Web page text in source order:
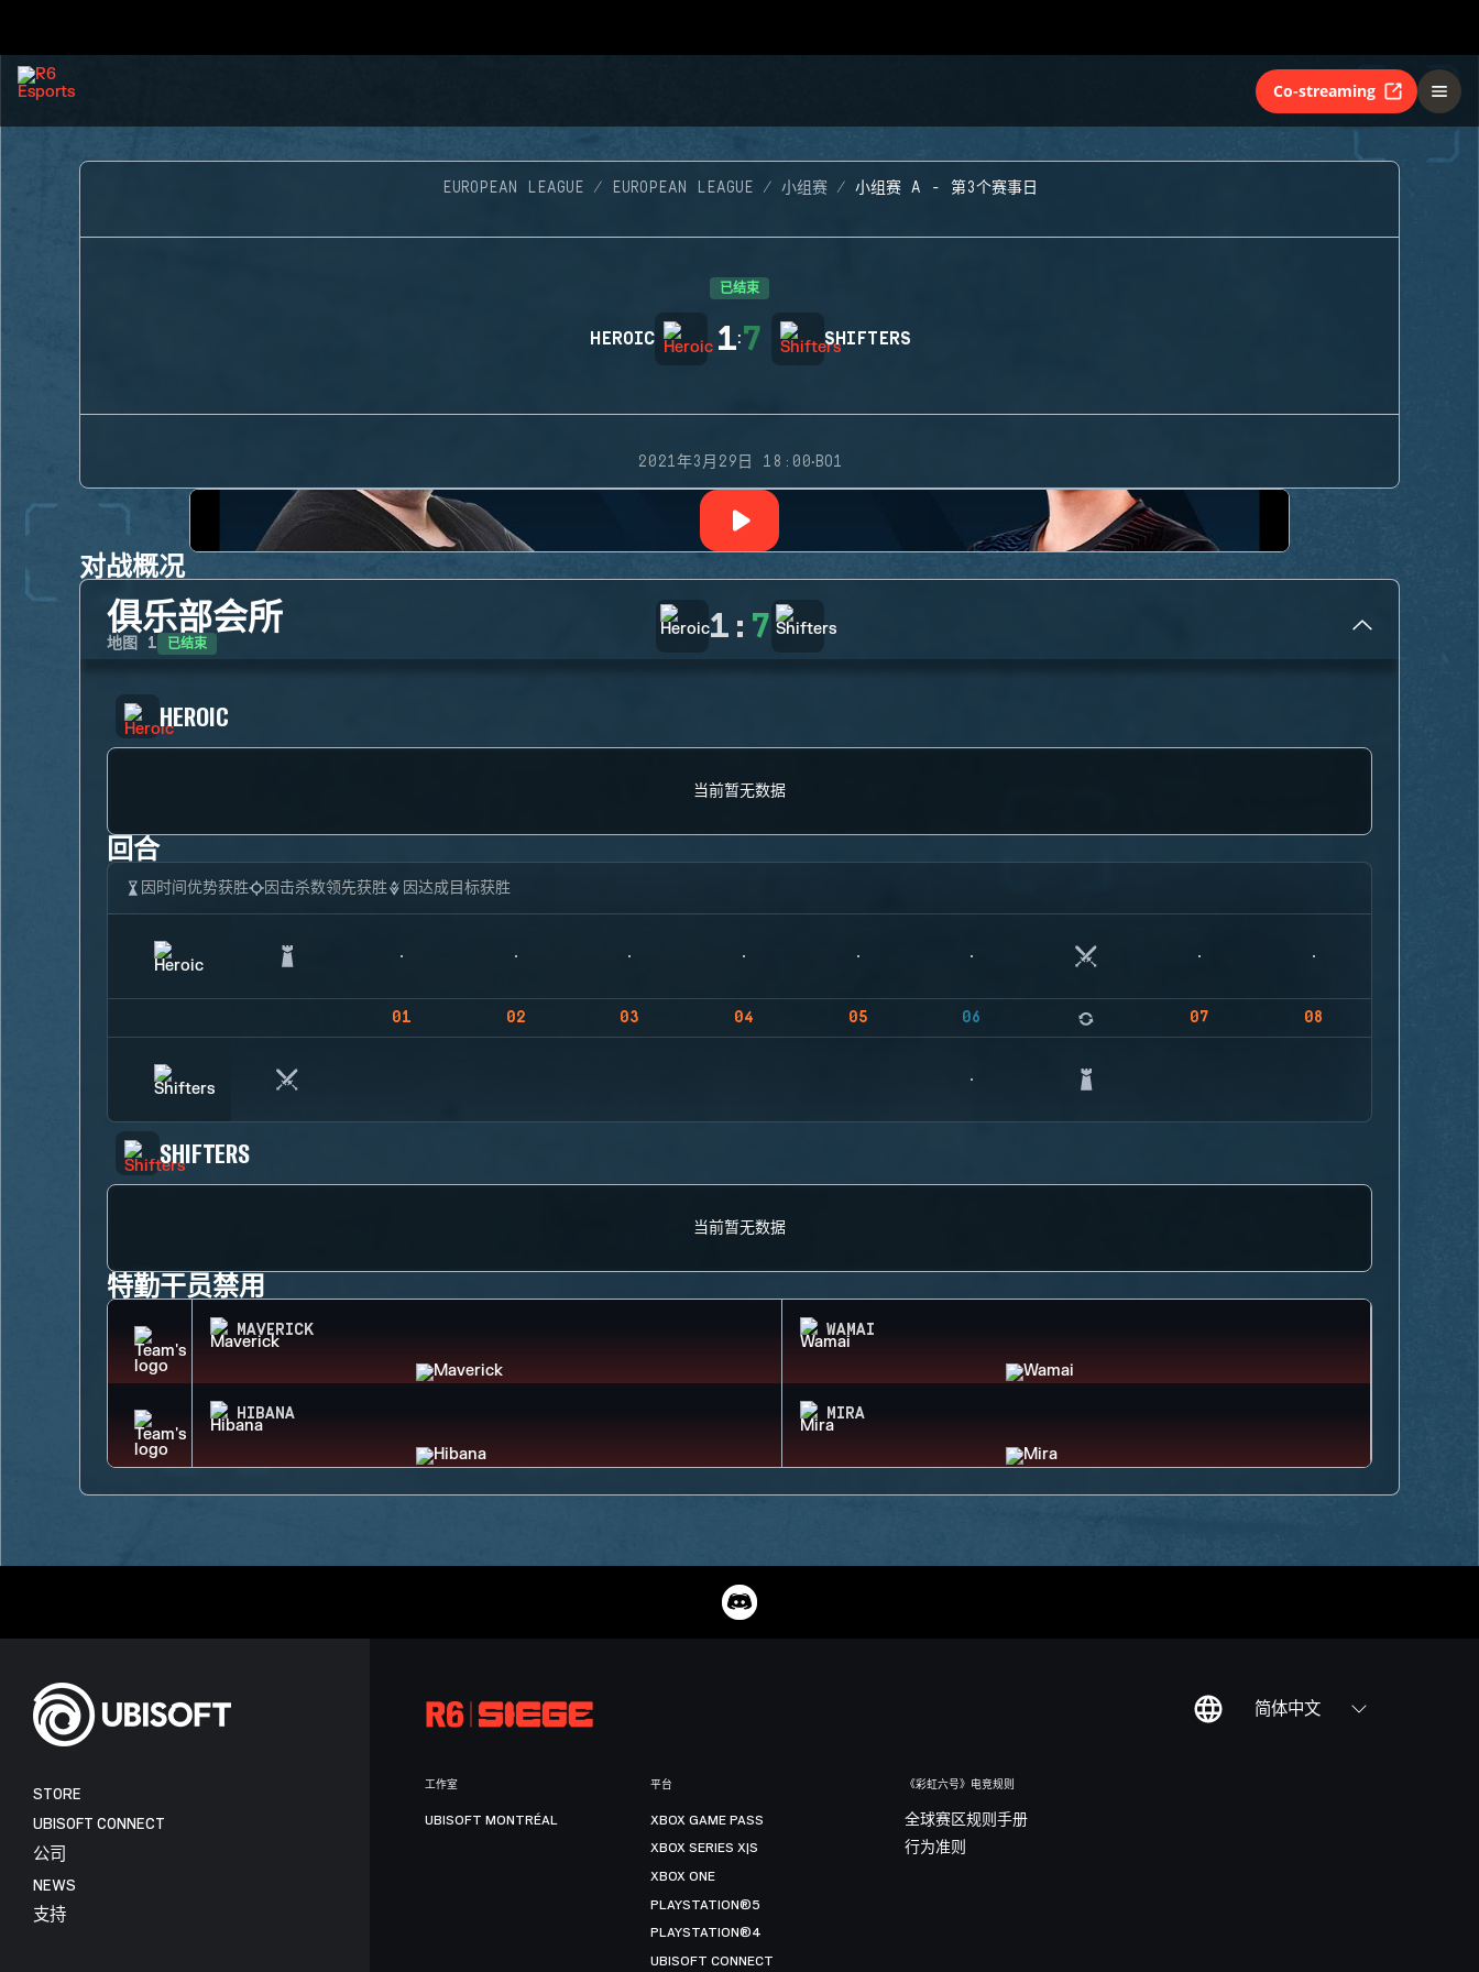
Co-streaming
EUROPEAN LEAGUE EUROPEAN LEAGUE 小组赛 小组赛 A - 第3个赛事日
已结束
HEROIC 1:7 SHIFTERS
2021年3月29日 18:00·BO1
对战概况
俱乐部会所
地图 1 已结束 1 : 7
HEROIC
当前暂无数据
回合
因时间优势获胜 因击杀数领先获胜 因达成目标获胜
01 02 03 04 05 06 07 08
SHIFTERS
当前暂无数据
特勤干员禁用
MAVERICK WAMAI
HIBANA MIRA
简体中文
STORE
UBISOFT CONNECT
公司
NEWS
支持
工作室
UBISOFT MONTRÉAL
平台
XBOX GAME PASS
XBOX SERIES X|S
XBOX ONE
PLAYSTATION®5
PLAYSTATION®4
UBISOFT CONNECT
《彩虹六号》电竞规则
全球赛区规则手册
行为准则